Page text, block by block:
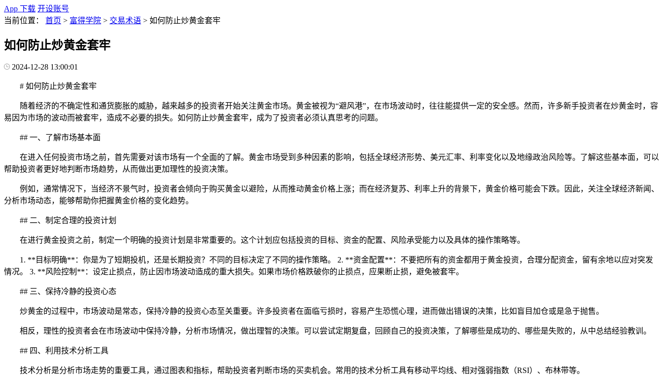
App 下载 开设账号
当前位置：
首页 > 富得学院 > 交易术语 > 如何防止炒黄金套牢
如何防止炒黄金套牢
2024-12-28 13:00:01
# 如何防止炒黄金套牢
随着经济的不确定性和通货膨胀的威胁，越来越多的投资者开始关注黄金市场。黄金被视为“避风港”，在市场波动时，往往能提供一定的安全感。然而，许多新手投资者在炒黄金时，容
易因为市场的波动而被套牢，造成不必要的损失。如何防止炒黄金套牢，成为了投资者必须认真思考的问题。
## 一、了解市场基本面
在进入任何投资市场之前，首先需要对该市场有一个全面的了解。黄金市场受到多种因素的影响，包括全球经济形势、美元汇率、利率变化以及地缘政治风险等。了解这些基本面，可以
帮助投资者更好地判断市场趋势，从而做出更加理性的投资决策。
例如，通常情况下，当经济不景气时，投资者会倾向于购买黄金以避险，从而推动黄金价格上涨；而在经济复苏、利率上升的背景下，黄金价格可能会下跌。因此，关注全球经济新闻、
分析市场动态，能够帮助你把握黄金价格的变化趋势。
## 二、制定合理的投资计划
在进行黄金投资之前，制定一个明确的投资计划是非常重要的。这个计划应包括投资的目标、资金的配置、风险承受能力以及具体的操作策略等。
1. **目标明确**：你是为了短期投机，还是长期投资？不同的目标决定了不同的操作策略。 2. **资金配置**：不要把所有的资金都用于黄金投资，合理分配资金，留有余地以应对突发
情况。 3. **风险控制**：设定止损点，防止因市场波动造成的重大损失。如果市场价格跌破你的止损点，应果断止损，避免被套牢。
## 三、保持冷静的投资心态
炒黄金的过程中，市场波动是常态，保持冷静的投资心态至关重要。许多投资者在面临亏损时，容易产生恐慌心理，进而做出错误的决策，比如盲目加仓或是急于抛售。
相反，理性的投资者会在市场波动中保持冷静，分析市场情况，做出理智的决策。可以尝试定期复盘，回顾自己的投资决策，了解哪些是成功的、哪些是失败的，从中总结经验教训。
## 四、利用技术分析工具
技术分析是分析市场走势的重要工具，通过图表和指标，帮助投资者判断市场的买卖机会。常用的技术分析工具有移动平均线、相对强弱指数（RSI）、布林带等。